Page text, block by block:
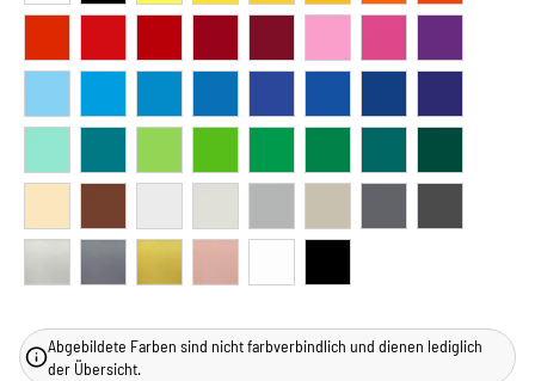
Abgebildete Farben sind nicht farbverbindlich und dienen lediglich
der Übersicht.